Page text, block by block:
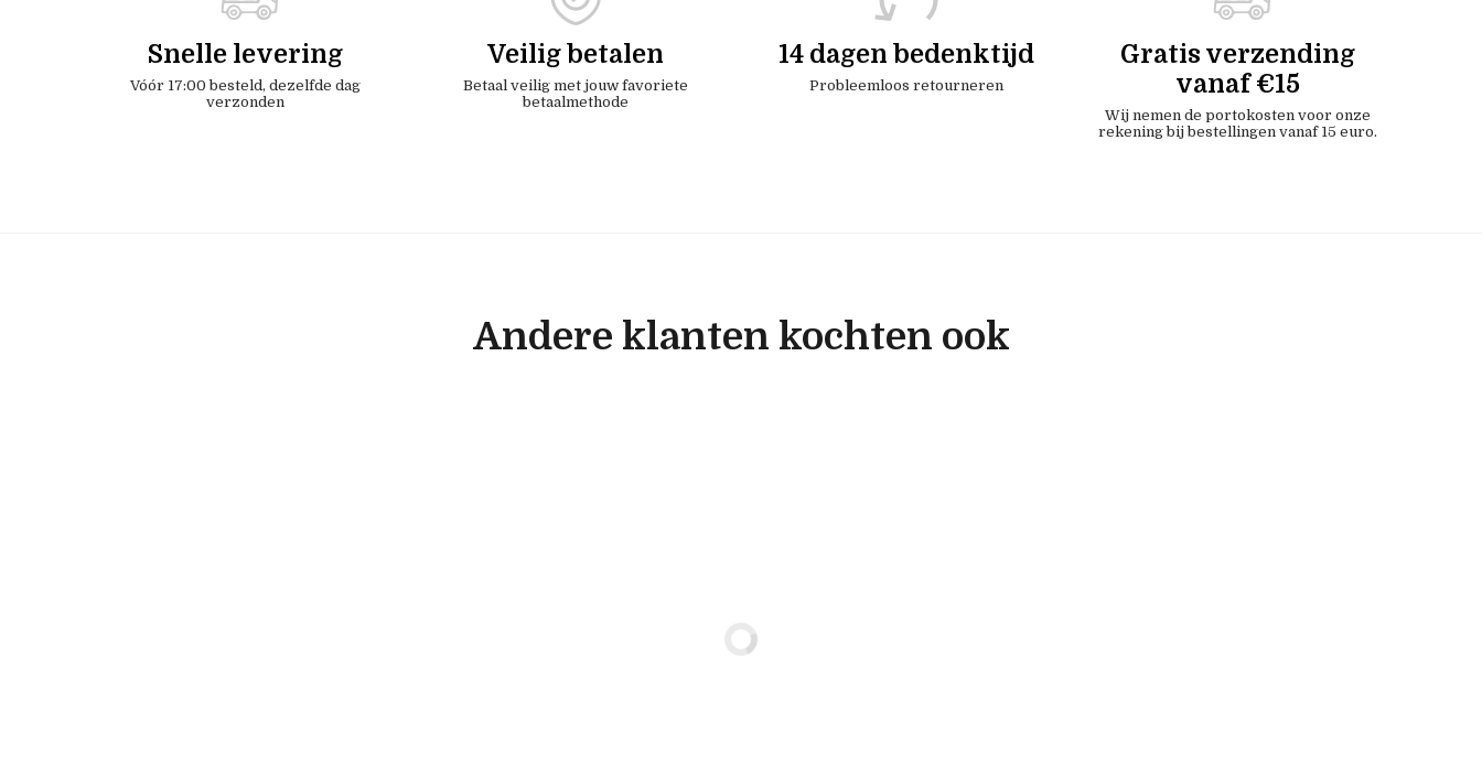
Snelle levering
Vóór 17:00 besteld, dezelfde dag
verzonden
Veilig betalen
Betaal veilig met jouw favoriete
betaalmethode
14 dagen bedenktijd
Probleemloos retourneren
Gratis verzending
vanaf €15
Wij nemen de portokosten voor onze
rekening bij bestellingen vanaf 15 euro.
Andere klanten kochten ook